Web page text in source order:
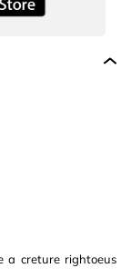
a creture rightoeus